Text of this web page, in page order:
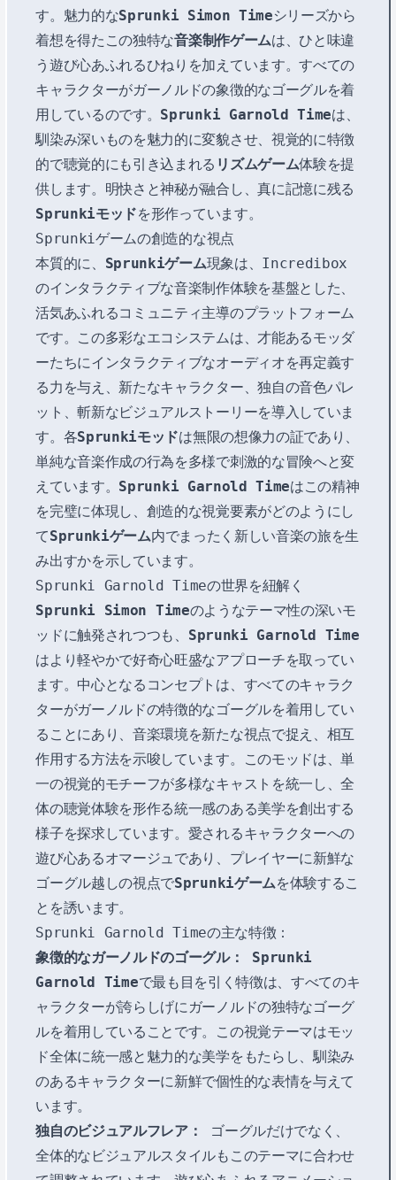
す。魅力的なSprunki Simon Timeシリーズから
着想を得たこの独特な音楽制作ゲームは、ひと味違
う遊び心あふれるひねりを加えています。すべての
キャラクターがガーノルドの象徴的なゴーグルを着
用しているのです。 Sprunki Garnold Timeは、
馴染み深いものを魅力的に変貌させ、視覚的に特徴
的で聴覚的にも引き込まれる リズムゲーム体験を提
供します。明快さと神秘が融合し、真に記憶に残る
Sprunkiモッドを形作っています。
Sprunkiゲームの創造的な視点
本質的に、 Sprunkiゲーム現象は、Incredibox
のインタラクティブな音楽制作体験を基盤とした、
活気あふれるコミュニティ主導のプラットフォーム
です。この多彩なエコシステムは、才能あるモッダ
ーたちにインタラクティブなオーディオを再定義す
る力を与え、新たなキャラクター、独自の音色パレ
ット、斬新なビジュアルストーリーを導入していま
す。各Sprunkiモッドは無限の想像力の証であり、
単純な音楽作成の行為を多様で刺激的な冒険へと変
えています。 Sprunki Garnold Timeはこの精神
を完璧に体現し、創造的な視覚要素がどのようにし
てSprunkiゲーム内でまったく新しい音楽の旅を生
み出すかを示しています。
Sprunki Garnold Timeの世界を紐解く
Sprunki Simon Timeのようなテーマ性の深いモ
ッドに触発されつつも、 Sprunki Garnold Time
はより軽やかで好奇心旺盛なアプローチを取ってい
ます。中心となるコンセプトは、すべてのキャラク
ターがガーノルドの特徴的なゴーグルを着用してい
ることにあり、音楽環境を新たな視点で捉え、相互
作用する方法を示唆しています。このモッドは、単
一の視覚的モチーフが多様なキャストを統一し、全
体の聴覚体験を形作る統一感のある美学を創出する
様子を探求しています。愛されるキャラクターへの
遊び心あるオマージュであり、プレイヤーに新鮮な
ゴーグル越しの視点でSprunkiゲームを体験するこ
とを誘います。
Sprunki Garnold Timeの主な特徴：
象徴的なガーノルドのゴーグル：
Sprunki
Garnold Timeで最も目を引く特徴は、すべてのキ
ャラクターが誇らしげにガーノルドの独特なゴーグ
ルを着用していることです。この視覚テーマはモッ
ド全体に統一感と魅力的な美学をもたらし、馴染み
のあるキャラクターに新鮮で個性的な表情を与えて
います。
独自のビジュアルフレア：
ゴーグルだけでなく、
全体的なビジュアルスタイルもこのテーマに合わせ